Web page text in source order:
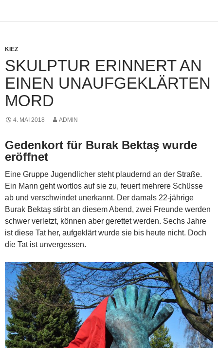
KIEZ
SKULPTUR ERINNERT AN
EINEN UNAUFGEKLÄRTEN
MORD
4. MAI 2018 ADMIN
Gedenkort für Burak Bektaş wurde
eröffnet
Eine Gruppe Jugendlicher steht plaudernd an der Straße.
Ein Mann geht wortlos auf sie zu, feuert mehrere Schüsse
ab und verschwindet unerkannt. Der damals 22-jährige
Burak Bektaş stirbt an diesem Abend, zwei Freunde werden
schwer verletzt, können aber gerettet werden. Sechs Jahre
ist diese Tat her, aufgeklärt wurde sie bis heute nicht. Doch
die Tat ist unvergessen.